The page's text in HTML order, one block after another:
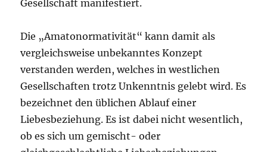
Gesellschaft manifestiert.
Die „Amatonormativität“ kann damit als
vergleichsweise unbekanntes Konzept
verstanden werden, welches in westlichen
Gesellschaften trotz Unkenntnis gelebt wird. Es
bezeichnet den üblichen Ablauf einer
Liebesbeziehung. Es ist dabei nicht wesentlich,
ob es sich um gemischt- oder